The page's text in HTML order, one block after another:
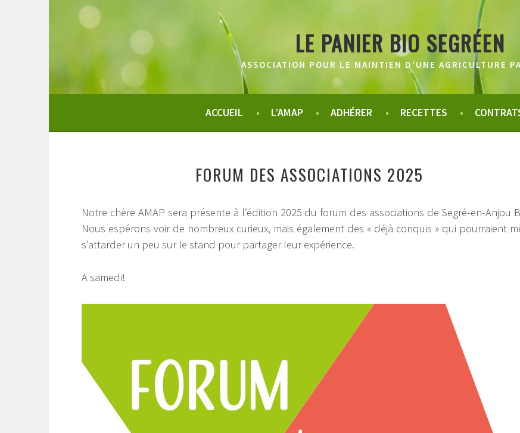
LE PANIER BIO SEGRÉEN
ASSOCIATION POUR LE MAINTIEN D'UNE AGRICULTURE
ACCUEIL L’AMAP ADHÉRER RECETTES
FORUM DES ASSOCIATIONS 2025
Notre chère AMAP sera présente à l’édition 2025 du forum des associations de Segré-en-Anjou
Nous espérons voir de nombreux curieux, mais également des « déjà conquis » qui pourraient
s’attarder un peu sur le stand pour partager leur expérience.
A samedi!